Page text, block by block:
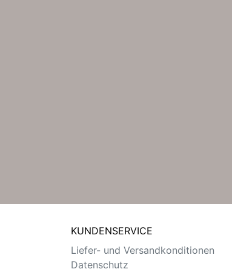
KUNDENSERVICE
Liefer- und Versandkonditionen
Datenschutz